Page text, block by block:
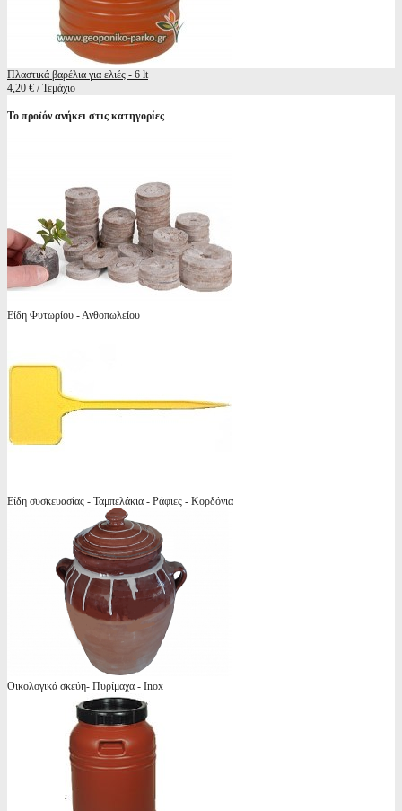
Πλαστικά βαρέλια για ελιές - 6 lt
4,20 € / Τεμάχιο
Το προϊόν ανήκει στις κατηγορίες
Είδη Φυτωρίου - Ανθοπωλείου
Είδη συσκευασίας - Ταμπελάκια - Ράφιες - Κορδόνια
Οικολογικά σκεύη- Πυρίμαχα - Inox